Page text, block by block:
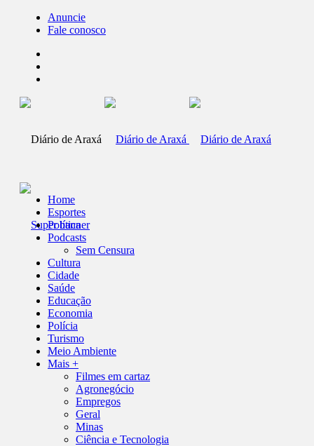
Anuncie
Fale conosco
Home
Esportes
Política
Podcasts
Sem Censura
Cultura
Cidade
Saúde
Educação
Economia
Polícia
Turismo
Meio Ambiente
Mais +
Filmes em cartaz
Agronegócio
Empregos
Geral
Minas
Ciência e Tecnologia